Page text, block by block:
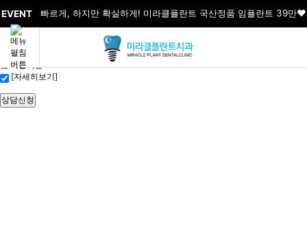
이름
연락처
개인정보처리방침
및 이용약관
[자세히보기]
상담신청
EVENT 빠르게, 하지만 확실하게! 미라클플란트 국산정품 임플란트 39만❤️